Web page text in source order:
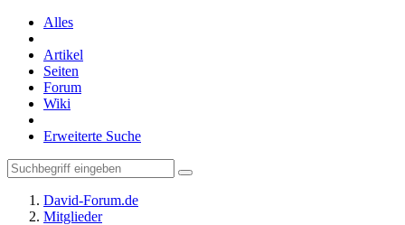
Alles
Artikel
Seiten
Forum
Wiki
Erweiterte Suche
David-Forum.de
Mitglieder